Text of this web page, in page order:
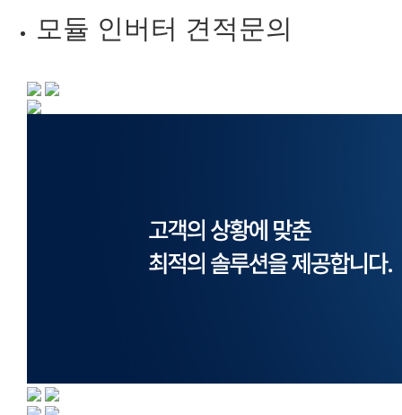
모듈 인버터 견적문의